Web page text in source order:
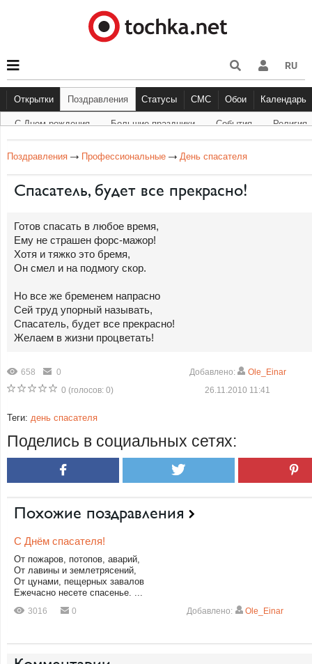
RU
Открытки
С Днем рождения Большие праздники События
Поздравления Статусы
Другое Прикольные Грустные
СМС
С Днём Рождения
Обои
Музыка
Календарь
С Днем рождения Большие праздники Cобытия Религия
Поздравления Профессиональные День спасателя
Спасатель, будет все прекрасно!
Готов спасать в любое время,
Ему не страшен форс-мажор!
Хотя и тяжко это бремя,
Он смел и на подмогу скор.
Но все же бременем напрасно
Сей труд упорный называть,
Спасатель, будет все прекрасно!
Желаем в жизни процветать!
658
0
0 (голосов: 0)
Добавлено:
Ole_Einar
26.11.2010 11:41
Теги: день спасателя
Поделись в социальных сетях:
Похожие поздравления
С Днём спасателя!
От пожаров, потопов, аварий,
От лавины и землетрясений,
От цунами, пещерных завалов
Ежечасно несете спасенье. ...
3016 0 Добавлено: Ole_Einar